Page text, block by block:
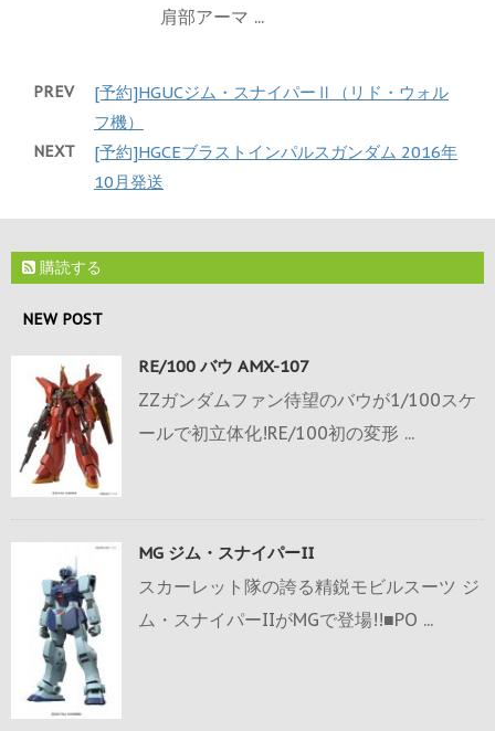
肩部アーマ ...
PREV
[予約]HGUCジム・スナイパーⅡ（リド・ウォル
フ機）
NEXT
[予約]HGCEブラストインパルスガンダム 2016年
10月発送
購読する
NEW POST
RE/100 バウ AMX-107
ZZガンダムファン待望のバウが1/100スケ
ールで初立体化!RE/100初の変形 ...
MG ジム・スナイパーII
スカーレット隊の誇る精鋭モビルスーツ ジ
ム・スナイパーIIがMGで登場!!■PO ...